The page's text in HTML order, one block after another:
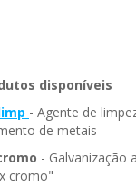
disponíveis
- Agente de
de metais
- Galvanização
cromo"